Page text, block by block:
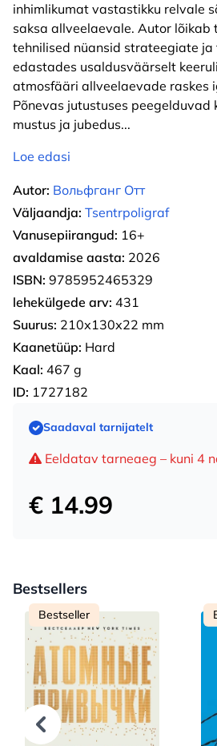
inhimlikumat vastastikku relvale
saksa allveelaevale. Autor lõikab
tehnilised nüansid strateegiate ja
edastades usaldusväärselt
atmosfääri allveelaevade raskes
Põnevas jutustuses peegelduvad
mustus ja jubedus...
Loe edasi
Autor: Вольфганг Отт
Väljaandja: Tsentrpoligraf
Vanusepiirangud: 16+
avaldamise aasta: 2026
ISBN: 9785952465329
lehekülgede arv: 431
Suurus: 210х130х22 mm
Kaanetüüp: Hard
Kaal: 467 g
ID: 1727182
Saadaval tarnijatelt
Eeldatav tarneaeg – kuni 4
€ 14.99
Bestsellers
Bestseller